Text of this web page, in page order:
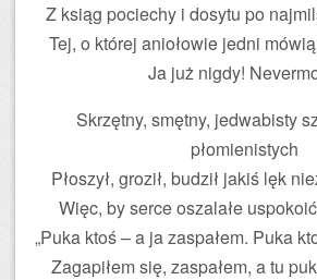
Z ksiąg pociechy i dosytu po
Tej, o której aniołowie jedni
Ja już nigdy!
Skrzętny, smętny, jedwabisty
płomienistych
Płoszył, groził, budził jakiś lęk
Więc, by serce oszalałe
„Puka ktoś – a ja zaspałem. Puka
Zagapiłem się, zaspałem, a tu